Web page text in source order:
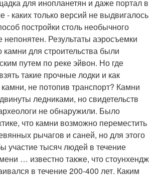
для инопланетян и даже портал в
- каких только версий не выдвигалось
постройки столь необычного
Результаты аэросъемки
камни для строительства были
путем по реке эйвон. Но где
такие прочные лодки и как
камни, не потопив транспорт? Камни
ледниками, но свидетельств
не обнаружили. Было
что камни возможно переместить
рычагов и саней, но для этого
участие тысяч людей в течение
… известно также, что стоунхендж
в течение 200-400 лет. Каким